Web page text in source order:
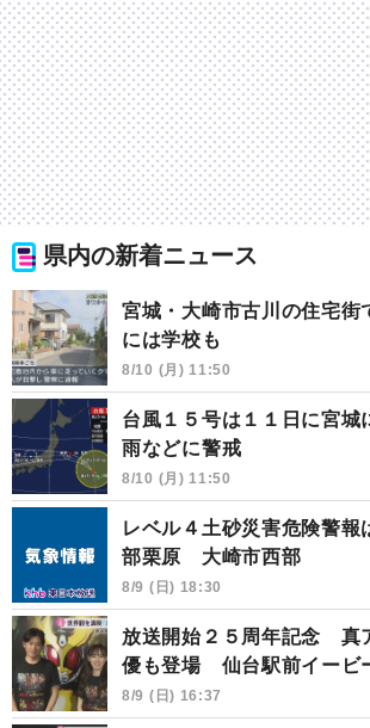
県内の新着ニュース
宮城・大崎市古川の住宅
には学校も
8/10 (月) 11:50
台風１５号は１１日に宮
雨などに警戒
8/10 (月) 11:50
レベル４土砂災害危険警
部栗原 大崎市西部
8/9 (日) 18:30
放送開始２５周年記念
優も登場 仙台駅前イービ
8/9 (日) 16:37